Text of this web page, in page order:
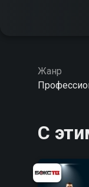
Жанр
С